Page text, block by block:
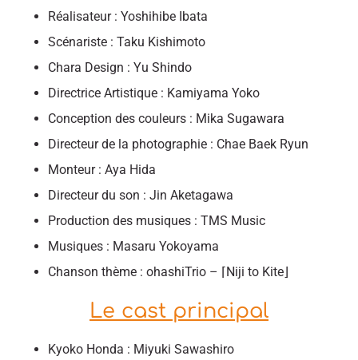
Réalisateur : Yoshihibe Ibata
Scénariste : Taku Kishimoto
Chara Design : Yu Shindo
Directrice Artistique : Kamiyama Yoko
Conception des couleurs : Mika Sugawara
Directeur de la photographie : Chae Baek Ryun
Monteur : Aya Hida
Directeur du son : Jin Aketagawa
Production des musiques : TMS Music
Musiques : Masaru Yokoyama
Chanson thème : ohashiTrio – ⌈Niji to Kite⌋
Le cast principal
Kyoko Honda : Miyuki Sawashiro